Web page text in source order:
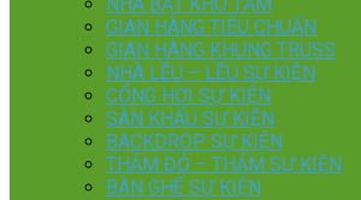
GIAN HÀNG TIÊU CHUẨN
GIAN HÀNG KHUNG TRUSS
NHÀ LỀU – LỀU SỰ KIỆN
CỔNG HƠI SỰ KIỆN
SÂN KHẤU SỰ KIỆN
BACKDROP SỰ KIỆN
THẢM ĐỎ – THẢM SỰ KIỆN
BÀN GHẾ SỰ KIỆN